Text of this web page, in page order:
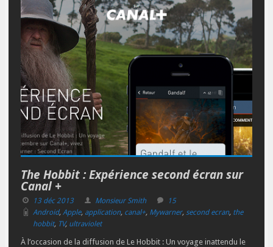
The Hobbit : Expérience second écran sur
Canal +
13 déc 2013 Monsieur Smith
15
Android, Apple, application, canal+, Mywarner, second ecran, the
hobbit, TV, ultraviolet
À l’occasion de la diffusion de Le Hobbit : Un voyage inattendu le